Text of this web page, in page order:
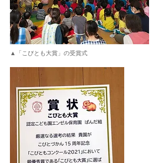
▲「こびとも大賞」の受賞式